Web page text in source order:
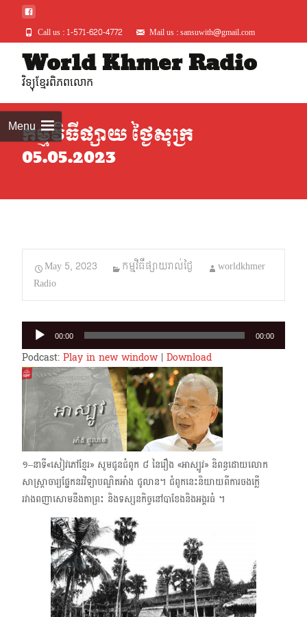
Call us : 1-571-620-4772 Mail us : sansuwith@gmail.com
World Khmer Radio
វិទ្យុខ្មែរពិភពលោក
Menuកម្មវិធីផ្សាយ ថ្ងៃសុក្រ
05.05.2023
May 5, 2023 កម្មវិធីផ្សាយរាល់ថ្ងៃ
worldkhmer
Radio
Audio
Player
00:00 00:00
Podcast: Play in new window| Download
១–នាទី«សៀវភៅខ្មែរ» សូមជូនជំពូក ៨ នៃរឿង «អាស្បូវ» និពន្ធដោយលោក​
សាស្ត្រាចារ្យផ្នែកនរវិទ្យាបណ្ឌិតអាំង ជូលាន។ ជំពូកនេះនិយាយពីការចងក្លើ
រវាងពញាសោមនឹងតាព្រះ និងទស្សនកិច្ចនៅបាខែងនិងអង្គរធំ ។